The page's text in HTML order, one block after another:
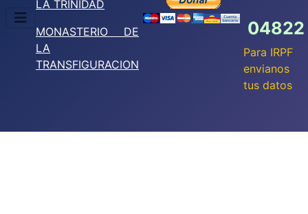
LA TRINIDAD
MONASTERIO DE
LA
TRANSFIGURACION
04822
Para IRPF
envianos
tus datos